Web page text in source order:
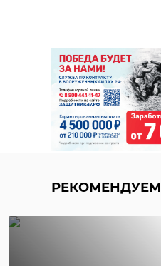
РЕКОМЕНДУЕМ